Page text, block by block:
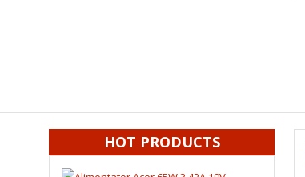
HOT PRODUCTS